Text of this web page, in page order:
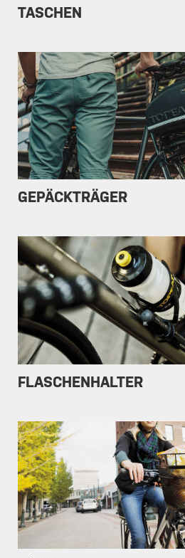
TASCHEN
GEPÄCKTRÄGER
FLASCHENHALTER